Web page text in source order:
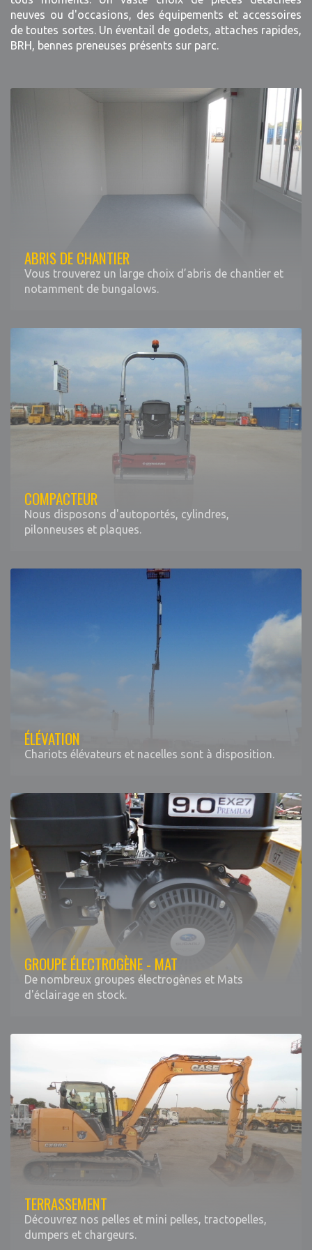
neuves ou d'occasions, des équipements et accessoires
de toutes sortes. Un éventail de godets, attaches rapides,
BRH, bennes preneuses présents sur parc.
ABRIS DE CHANTIER
Vous trouverez un large choix d’abris de chantier et
notamment de bungalows.
COMPACTEUR
Nous disposons d'autoportés, cylindres,
pilonneuses et plaques.
ÉLÉVATION
Chariots élévateurs et nacelles sont à disposition.
GROUPE ÉLECTROGÈNE - MAT
De nombreux groupes électrogènes et Mats
d'éclairage en stock.
TERRASSEMENT
Découvrez nos pelles et mini pelles, tractopelles,
dumpers et chargeurs.